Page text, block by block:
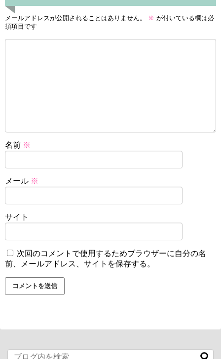
メールアドレスが公開されることはありません。 ※ が付いている欄は必
須項目です
名前 ※
メール ※
サイト
次回のコメントで使用するためブラウザーに自分の名
前、メールアドレス、サイトを保存する。